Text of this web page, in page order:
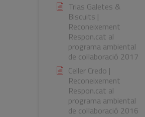
Trias Galetes &
Biscuits |
Reconeixement
Respon.cat al
programa ambiental
de col·laboració 2017
Celler Credo |
Reconeixement
Respon.cat al
programa ambiental
de col·laboració 2016